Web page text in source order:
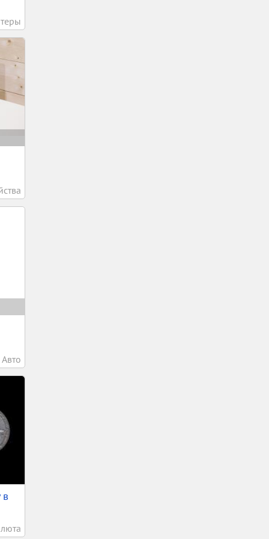
Авто
в